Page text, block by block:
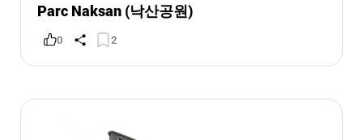
Parc Naksan (낙산공원)
0 2